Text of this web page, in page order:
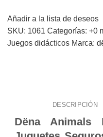
Añadir a la lista de deseos
SKU: 1061 Categorías: +0
Juegos didácticos Marca:
DESCRIPCIÓN
Dëna Animals